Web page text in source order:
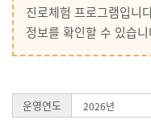
진로체험 프로그램입니
정보를 확인할 수 있습
운영연도